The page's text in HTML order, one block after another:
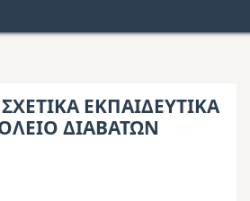
ΕΚΠΑΙΔΕΥΤΙΚΑ
ΔΙΑΒΑΤΩΝ